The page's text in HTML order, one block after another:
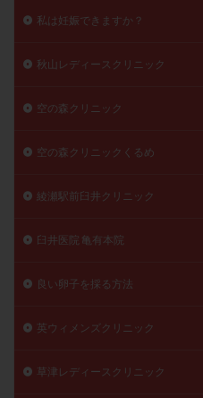
私は妊娠できますか？
秋山レディースクリニック
空の森クリニック
空の森クリニックくるめ
綾瀬駅前臼井クリニック
臼井医院 亀有本院
良い卵子を採る方法
英ウィメンズクリニック
草津レディースクリニック